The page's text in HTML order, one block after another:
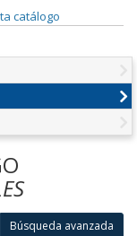
catálogo
Búsqueda avanzada